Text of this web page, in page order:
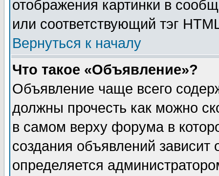
отображения картинки в
или соответствующий тэг
Вернуться к началу
Что такое «Объявление»?
Объявление чаще всего
должны прочесть как можно
в самом верху форума в
создания объявлений зависит
определяется